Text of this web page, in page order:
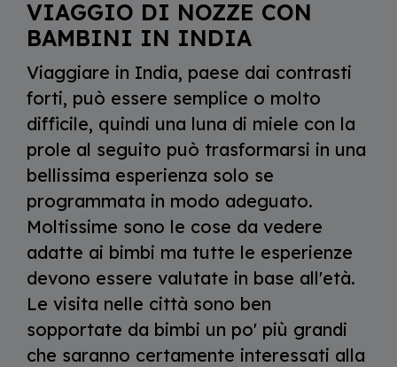
VIAGGIO DI NOZZE CON
BAMBINI IN INDIA
Viaggiare in India, paese dai contrasti
forti, può essere semplice o molto
difficile, quindi una luna di miele con la
prole al seguito può trasformarsi in una
bellissima esperienza solo se
programmata in modo adeguato.
Moltissime sono le cose da vedere
adatte ai bimbi ma tutte le esperienze
devono essere valutate in base all'età.
Le visita nelle città sono ben
sopportate da bimbi un po' più grandi
che saranno certamente interessati alla